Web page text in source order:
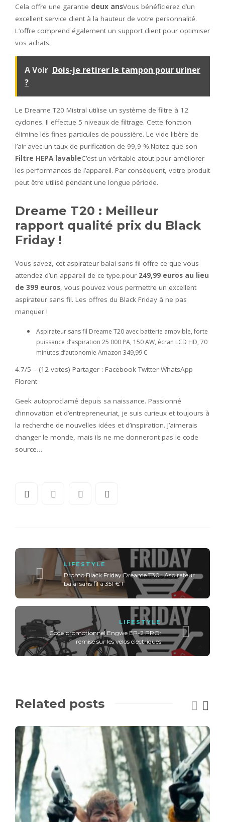
Cela offre une garantie deux ansVous bénéficierez d’un
excellent service client à la hauteur de votre personnalité.
L’offre comprend également un support client pour optimiser
vos achats.
A Voir Dois-je retirer le tampon pour uriner
?
Le Dreame T20 Mistral utilise un système de filtre à 12
cyclones. Il effectue 5 niveaux de filtrage. Cette fonction
élimine les fines particules de poussière. Le vide libère de
l’air avec un taux de purification de 99,9 %.Notez que son
Filtre HEPA lavableC’est un véritable atout pour améliorer
les performances de l’appareil. Par conséquent, votre produit
peut être utilisé pendant une longue période.
Dreame T20 : Meilleur
rapport qualité prix du Black
Friday !
Vous savez, cet aspirateur balai sans fil offre ce que vous
attendez d’un appareil de ce type.pour 249,99 euros au lieu
de 399 euros, vous pouvez vous permettre un excellent
aspirateur sans fil. Les offres du Black Friday à ne pas
manquer !
Aspirateur sans fil Dreame T20 avec batterie amovible, forte
puissance d’aspiration 25 000 PA, 150 AW, écran LCD HD, 70
minutes d’autonomie Amazon 349,99 €
4.7/5 – (12 votes) Partager : Facebook Twitter WhatsApp
Florent
Geek autoproclamé depuis sa naissance. Passionné
d’innovation et d’entrepreneuriat, je suis curieux et toujours à
la recherche de nouvelles idées et d’inspiration. J’aimerais
changer le monde, mais ils ne me donneront pas le code
source…
LIFESTYLE
Promo Black Friday Dreame T30 : Aspirateur
balai sans fil à 351 € !
LIFESTYLE
Code promotionnel Engwe EP-2 PRO:
remise sur les vélos électriques
Related posts